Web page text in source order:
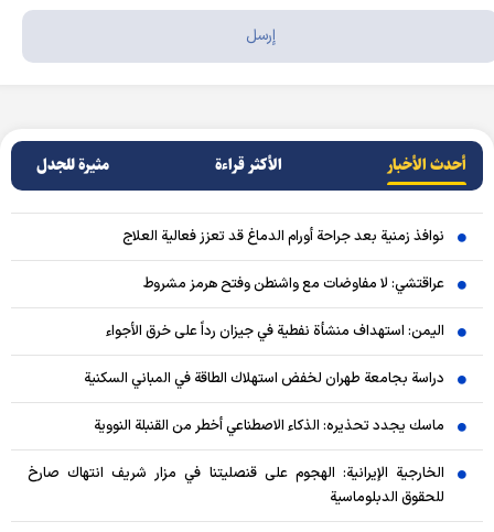
أحدث الأخبار الأکثر قراءة مثيرة للجدل
نوافذ زمنية بعد جراحة أورام الدماغ قد تعزز فعالية العلاج
عراقتشي: لا مفاوضات مع واشنطن وفتح هرمز مشروط
اليمن: استهداف منشأة نفطية في جيزان رداً على خرق الأجواء
دراسة بجامعة طهران لخفض استهلاك الطاقة في المباني السكنية
ماسك يجدد تحذيره: الذكاء الاصطناعي أخطر من القنبلة النووية
الخارجية الإيرانية: الهجوم على قنصليتنا في مزار شريف انتهاك صارخ
للحقوق الدبلوماسية